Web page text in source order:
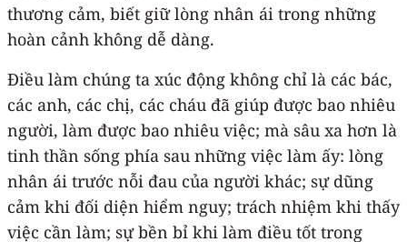
thương cảm, biết giữ lòng nhân ái trong những
hoàn cảnh không dễ dàng.
Điều làm chúng ta xúc động không chỉ là các bác,
các anh, các chị, các cháu đã giúp được bao nhiêu
người, làm được bao nhiêu việc; mà sâu xa hơn là
tinh thần sống phía sau những việc làm ấy: lòng
nhân ái trước nỗi đau của người khác; sự dũng
cảm khi đối diện hiểm nguy; trách nhiệm khi thấy
việc cần làm; sự bền bỉ khi làm điều tốt trong